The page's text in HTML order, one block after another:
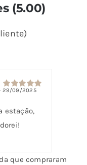
(5.00)
Avaliação5
29/09/2025
estação,
que compraram